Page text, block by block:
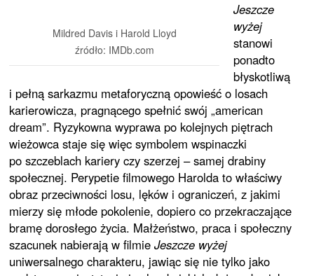
Mildred Davis i Harold Lloyd
źródło: IMDb.com
Jeszcze
wyżej
stanowi
ponadto
błyskotliwą
i pełną sarkazmu metaforyczną opowieść o losach
karierowicza, pragnącego spełnić swój „american
dream”. Ryzykowna wyprawa po kolejnych piętrach
wieżowca staje się więc symbolem wspinaczki
po szczeblach kariery czy szerzej – samej drabiny
społecznej. Perypetie filmowego Harolda to właściwy
obraz przeciwności losu, lęków i ograniczeń, z jakimi
mierzy się młode pokolenie, dopiero co przekraczające
bramę dorosłego życia. Małżeństwo, praca i społeczny
szacunek nabierają w filmieJeszcze wyżej
uniwersalnego charakteru, jawiąc się nie tylko jako